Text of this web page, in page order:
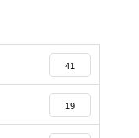
41
19